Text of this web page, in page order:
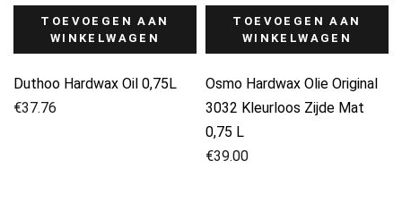
TOEVOEGEN AAN
WINKELWAGEN
Duthoo Hardwax Oil 0,75L
€37.76
TOEVOEGEN AAN
WINKELWAGEN
Osmo Hardwax Olie Original
3032 Kleurloos Zijde Mat
0,75 L
€39.00